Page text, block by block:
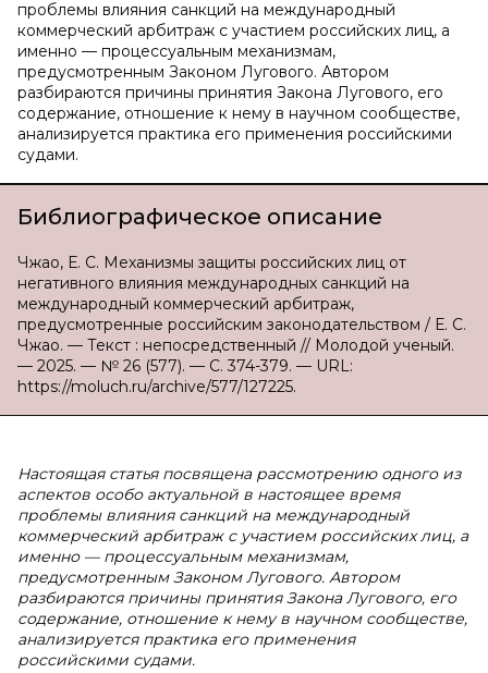
проблемы влияния санкций на международный
коммерческий арбитраж с участием российских лиц, а
именно — процессуальным механизмам,
предусмотренным Законом Лугового. Автором
разбираются причины принятия Закона Лугового, его
содержание, отношение к нему в научном сообществе,
анализируется практика его применения российскими
судами.
Библиографическое описание
Чжао, Е. С. Механизмы защиты российских лиц от
негативного влияния международных санкций на
международный коммерческий арбитраж,
предусмотренные российским законодательством / Е. С.
Чжао. — Текст : непосредственный // Молодой ученый.
— 2025. — № 26 (577). — С. 374-379. — URL:
https://moluch.ru/archive/577/127225.
Настоящая статья посвящена рассмотрению одного из
аспектов особо актуальной в настоящее время
проблемы влияния санкций на международный
коммерческий арбитраж с участием российских лиц, а
именно — процессуальным механизмам,
предусмотренным Законом Лугового. Автором
разбираются причины принятия Закона Лугового, его
содержание, отношение к нему в научном сообществе,
анализируется практика его применения
российскими судами.